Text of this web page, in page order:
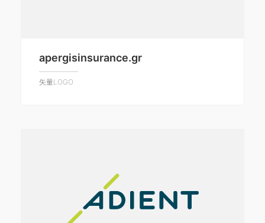
apergisinsurance.gr
矢量LOGO